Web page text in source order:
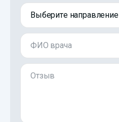
Выберите направление
ФИО врача
Отзыв